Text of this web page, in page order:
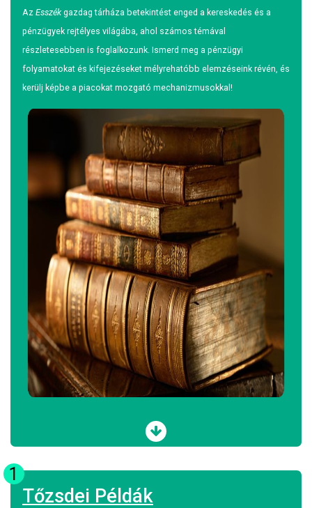
Az Esszékgazdag tárháza betekintést enged a kereskedés és a
pénzügyek rejtélyes világába, ahol számos témával
részletesebben is foglalkozunk. Ismerd meg a pénzügyi
folyamatokat és kifejezéseket mélyrehatóbb elemzéseink révén, és
kerülj képbe a piacokat mozgató mechanizmusokkal!
1
Tőzsdei Példák